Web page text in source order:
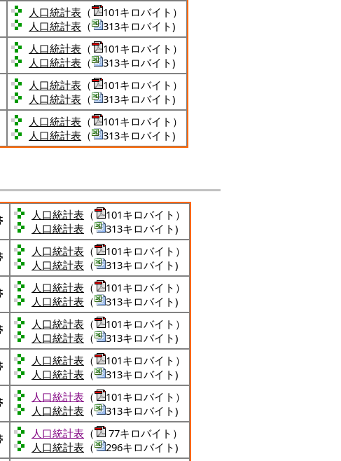
人口統計表 （
101キロバイト）
人口統計表 （ 313キロバイト)
人口統計表 （
101キロバイト）
人口統計表 （ 313キロバイト)
人口統計表 （
101キロバイト）
人口統計表 （ 313キロバイト)
人口統計表 （
101キロバイト）
人口統計表 （ 313キロバイト)
人口統計表 （
101キロバイト）
人口統計表 （ 313キロバイト)
人口統計表 （
101キロバイト）
人口統計表 （ 313キロバイト)
人口統計表 （
101キロバイト）
人口統計表 （ 313キロバイト)
人口統計表 （
101キロバイト）
人口統計表 （ 313キロバイト)
人口統計表 （
101キロバイト）
人口統計表 （ 313キロバイト)
人口統計表 （
101キロバイト）
人口統計表 （ 313キロバイト)
人口統計表 （
77キロバイト）
人口統計表 （ 296キロバイト)